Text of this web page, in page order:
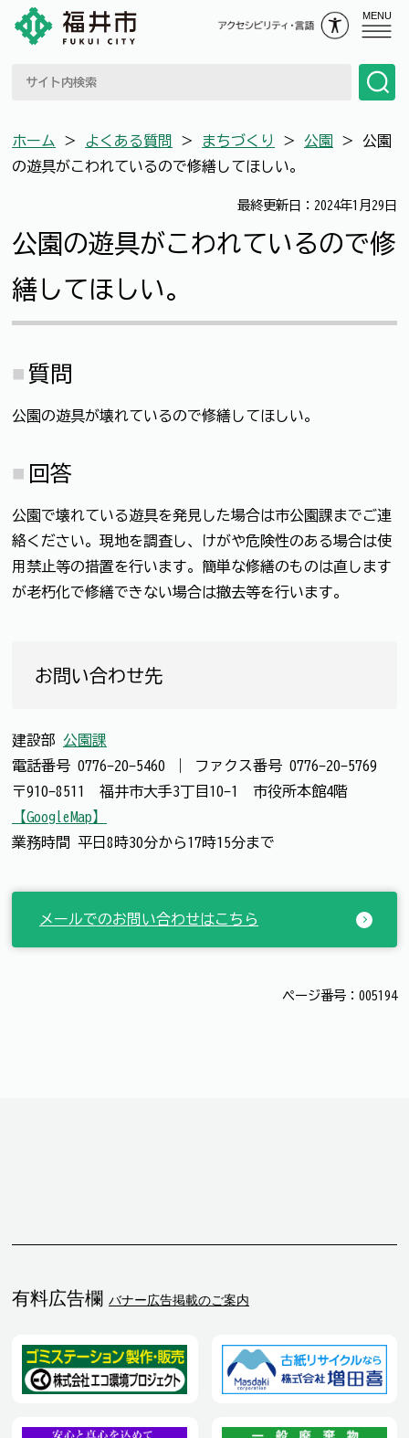
MENU
ホーム ＞ よくある質問 ＞ まちづくり ＞ 公園 ＞ 公園
の遊具がこわれているので修繕してほしい。
最終更新日：2024年1月29日
公園の遊具がこわれているので修
繕してほしい。
質問
公園の遊具が壊れているので修繕してほしい。
回答
公園で壊れている遊具を発見した場合は市公園課までご連
絡ください。現地を調査し、けがや危険性のある場合は使
用禁止等の措置を行います。簡単な修繕のものは直します
が老朽化で修繕できない場合は撤去等を行います。
お問い合わせ先
建設部 公園課
電話番号 0776-20-5460 ファクス番号 0776-20-5769
〒910-8511 福井市大手3丁目10-1 市役所本館4階
【GoogleMap】
業務時間 平日8時30分から17時15分まで
メールでのお問い合わせはこちら
ページ番号：005194
有料広告欄 バナー広告掲載のご案内